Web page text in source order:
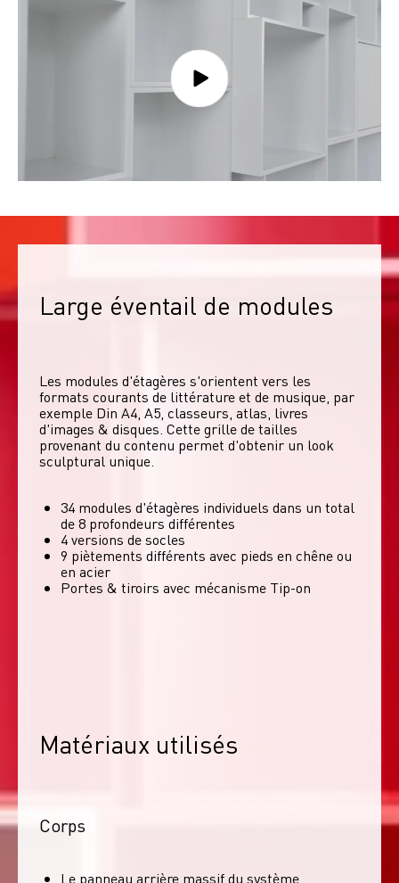
Large éventail de modules
Les modules d'étagères s'orientent vers les
formats courants de littérature et de musique, par
exemple Din A4, A5, classeurs, atlas, livres
d'images & disques. Cette grille de tailles
provenant du contenu permet d'obtenir un look
sculptural unique.
34 modules d'étagères individuels dans un total
de 8 profondeurs différentes
4 versions de socles
9 piètements différents avec pieds en chêne ou
en acier
Portes & tiroirs avec mécanisme Tip-on
Matériaux utilisés
Corps
Le panneau arrière massif du système